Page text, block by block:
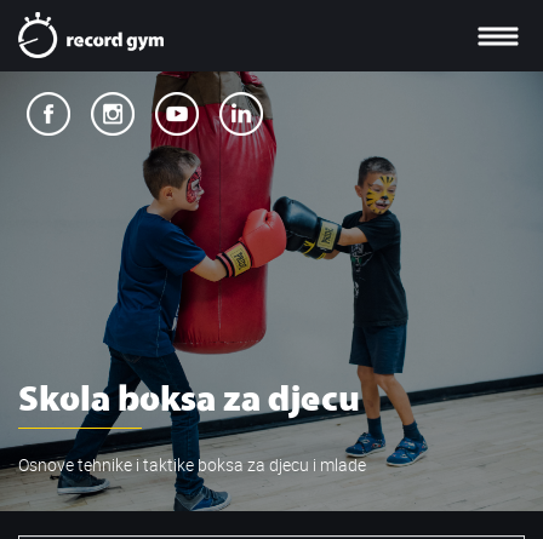
Skola boksa za djecu
Osnove tehnike i taktike boksa za djecu i mlade